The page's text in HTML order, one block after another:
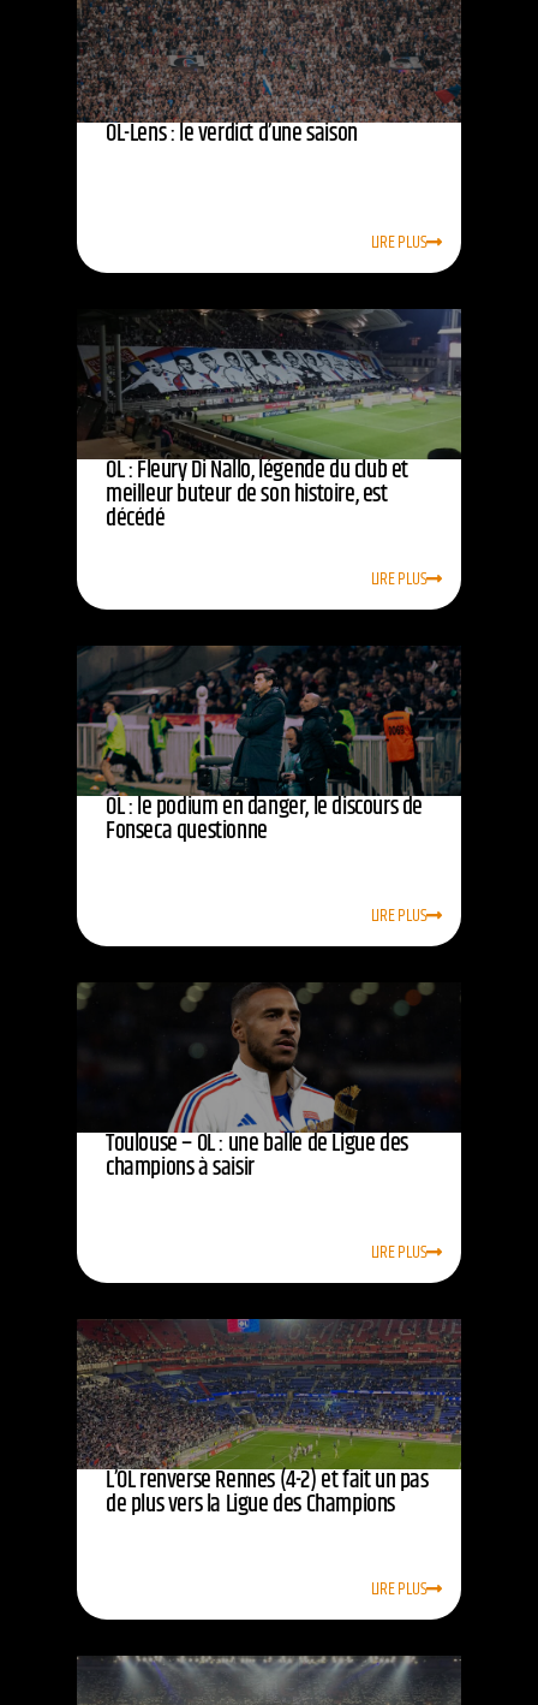
OL-Lens : le verdict d’une saison
LIRE PLUS
OL : Fleury Di Nallo, légende du club et
meilleur buteur de son histoire, est
décédé
LIRE PLUS
OL : le podium en danger, le discours de
Fonseca questionne
LIRE PLUS
Toulouse – OL : une balle de Ligue des
champions à saisir
LIRE PLUS
L’OL renverse Rennes (4-2) et fait un pas
de plus vers la Ligue des Champions
LIRE PLUS